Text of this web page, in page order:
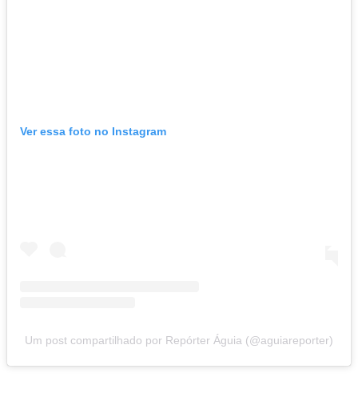
Ver essa foto no Instagram
Um post compartilhado por Repórter Águia (@aguiareporter)